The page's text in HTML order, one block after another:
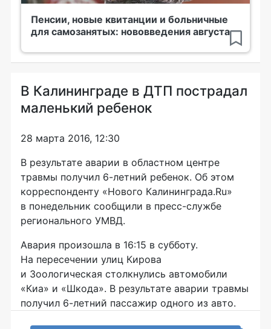
Пенсии, новые квитанции и больничные
для самозанятых: нововведения августа
В Калининграде в ДТП пострадал
маленький ребенок
28 марта 2016, 12:30
В результате аварии в областном центре
травмы получил 6-летний ребенок. Об этом
корреспонденту «Нового Калининграда.Ru»
в понедельник сообщили в пресс-службе
регионального УМВД.
Авария произошла в 16:15 в субботу.
На пересечении улиц Кирова
и Зоологическая столкнулись автомобили
«Киа» и «Шкода». В результате аварии травмы
получил 6-летний пассажир одного из авто.